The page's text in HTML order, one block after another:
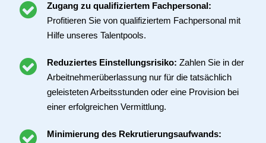
Zugang zu qualifiziertem Fachpersonal:
Profitieren Sie von qualifiziertem Fachpersonal mit
Hilfe unseres Talentpools.
Reduziertes Einstellungsrisiko: Zahlen Sie in der
Arbeitnehmerüberlassung nur für die tatsächlich
geleisteten Arbeitsstunden oder eine Provision bei
einer erfolgreichen Vermittlung.
Minimierung des Rekrutierungsaufwands: